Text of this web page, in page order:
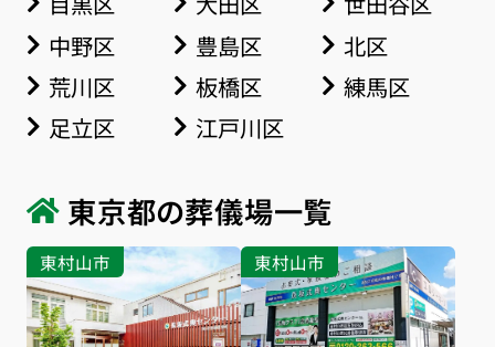
中野区
豊島区
北区
荒川区
板橋区
練馬区
足立区
江戸川区
東京都の葬儀場一覧
東村山市 東村山市